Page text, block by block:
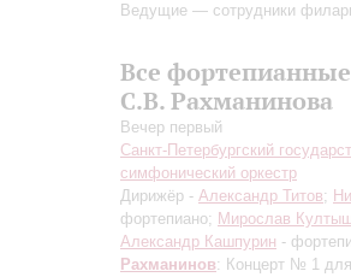
Ведущие — сотрудники
Все
С.В. Рахманинова
Вечер первый
Санкт-Петербургский
симфонический оркестр
Дирижёр - Александр Титов;
фортепиано; Мирослав
Александр Кашпурин -
Рахманинов: Концерт № 1